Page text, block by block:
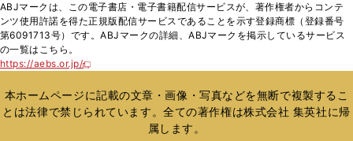
く
ド
ウ
で
ィ
ン
開
く
ABJマークは、この電子書店・電子書籍配信サービスが、著作権者からコンテ
ンツ使用許諾を得た正規版配信サービスであることを示す登録商標（登録番号
第6091713号）です。ABJマークの詳細、ABJマークを掲示しているサービス
の一覧はこちら。
https://aebs.or.jp/
新
い
ウ
ィ
本ホームページに記載の文章・画像・写真などを無断で複製するこ
とは法律で禁じられています。全ての著作権は株式会社 集英社に帰
属します。